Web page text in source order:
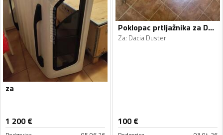
za
1 200€
Poklopac prtljažnika za Duster
Za: Dacia Duster
100€